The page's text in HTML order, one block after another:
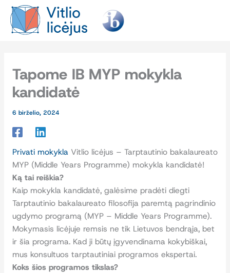
Pereiti
prie
turinio
Tapome IB MYP mokykla
kandidatė
6 birželio, 2024
Privati mokyklaVitlio licėjus – Tarptautinio bakalaureato
MYP (Middle Years Programme) mokykla kandidatė!
Ką tai reiškia?
Kaip mokykla kandidatė, galėsime pradėti diegti
Tarptautinio bakalaureato filosofija paremtą pagrindinio
ugdymo programą (MYP – Middle Years Programme).
Mokymasis licėjuje remsis ne tik Lietuvos bendrąja, bet
ir šia programa. Kad ji būtų įgyvendinama kokybiškai,
mus konsultuos tarptautiniai programos ekspertai.
Koks šios programos tikslas?